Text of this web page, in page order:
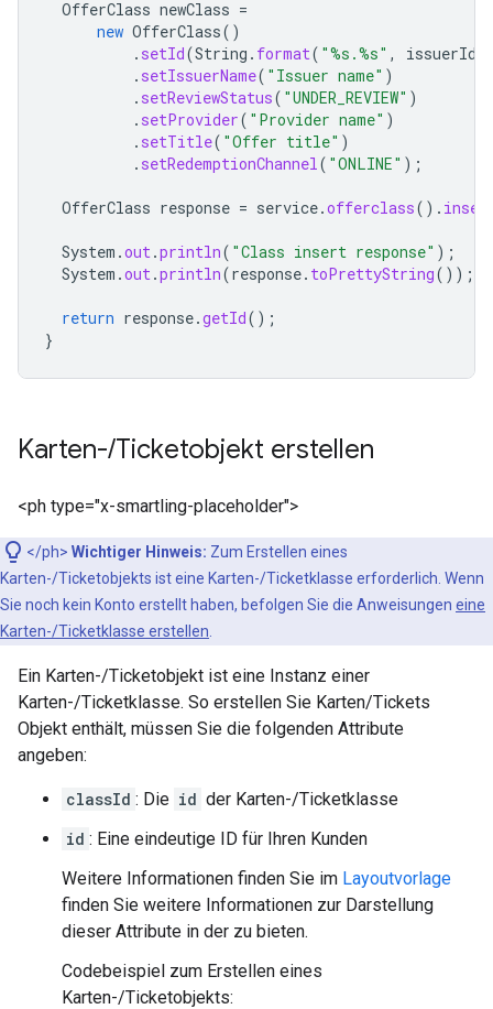
OfferClass newClass =
new OfferClass()
. setId(String . format( "%s.%s" , issuerId
. setIssuerName( "Issuer name" )
. setReviewStatus( "UNDER_REVIEW" )
. setProvider( "Provider name" )
. setTitle( "Offer title" )
. setRedemptionChannel( "ONLINE" );
OfferClass response = service.offerclass().
System .out.println( "Class insert response" );
System .out.println(response. toPrettyString());
return response.getId();
}
Karten-/Ticketobjekt erstellen
<ph type="x-smartling-placeholder">
</ph> Wichtiger Hinweis: Zum Erstellen eines
Karten-/Ticketobjekts ist eine Karten-/Ticketklasse erforderlich. Wenn
Sie noch kein Konto erstellt haben, befolgen Sie die Anweisungen eine
Karten-/Ticketklasse erstellen
Ein Karten-/Ticketobjekt ist eine Instanz einer
Karten-/Ticketklasse. So erstellen Sie Karten/Tickets
Objekt enthält, müssen Sie die folgenden Attribute
angeben:
classId : Die id der Karten-/Ticketklasse
id : Eine eindeutige ID für Ihren Kunden
Weitere Informationen finden Sie im Layoutvorlage
finden Sie weitere Informationen zur Darstellung
dieser Attribute in der zu bieten.
Codebeispiel zum Erstellen eines
Karten-/Ticketobjekts: